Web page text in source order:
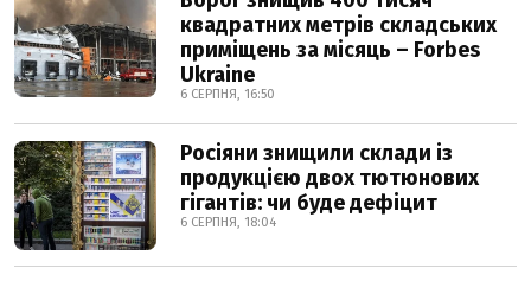
квадратних метрів складських
приміщень за місяць – Forbes
Ukraine
6 СЕРПНЯ, 16:50
Росіяни знищили склади із
продукцією двох тютюнових
гігантів: чи буде дефіцит
6 СЕРПНЯ, 18:04